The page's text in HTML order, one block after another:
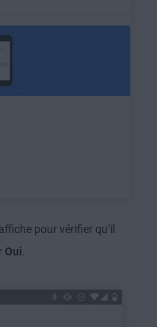
pour vérifier qu’il
Oui